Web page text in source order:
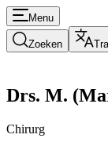
Menu
Zoeken
Drs. M.
Chirurg